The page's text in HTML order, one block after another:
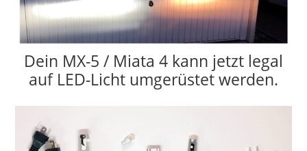
Dein MX-5 / Miata 4 kann jetzt legal
auf LED-Licht umgerüstet werden.